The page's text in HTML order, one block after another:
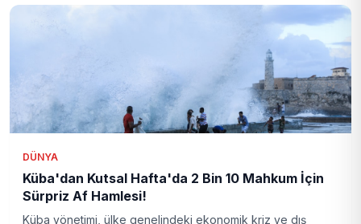
DÜNYA
Küba'dan Kutsal Hafta'da 2 Bin 10 Mahkum İçin
Sürpriz Af Hamlesi!
Küba yönetimi, ülke genelindeki ekonomik kriz ve dış